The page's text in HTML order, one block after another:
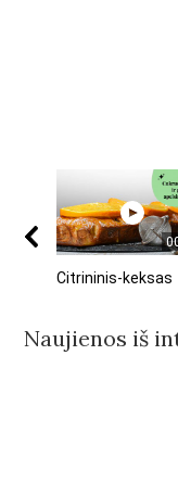
Citrininis-keksas
Naujienos iš